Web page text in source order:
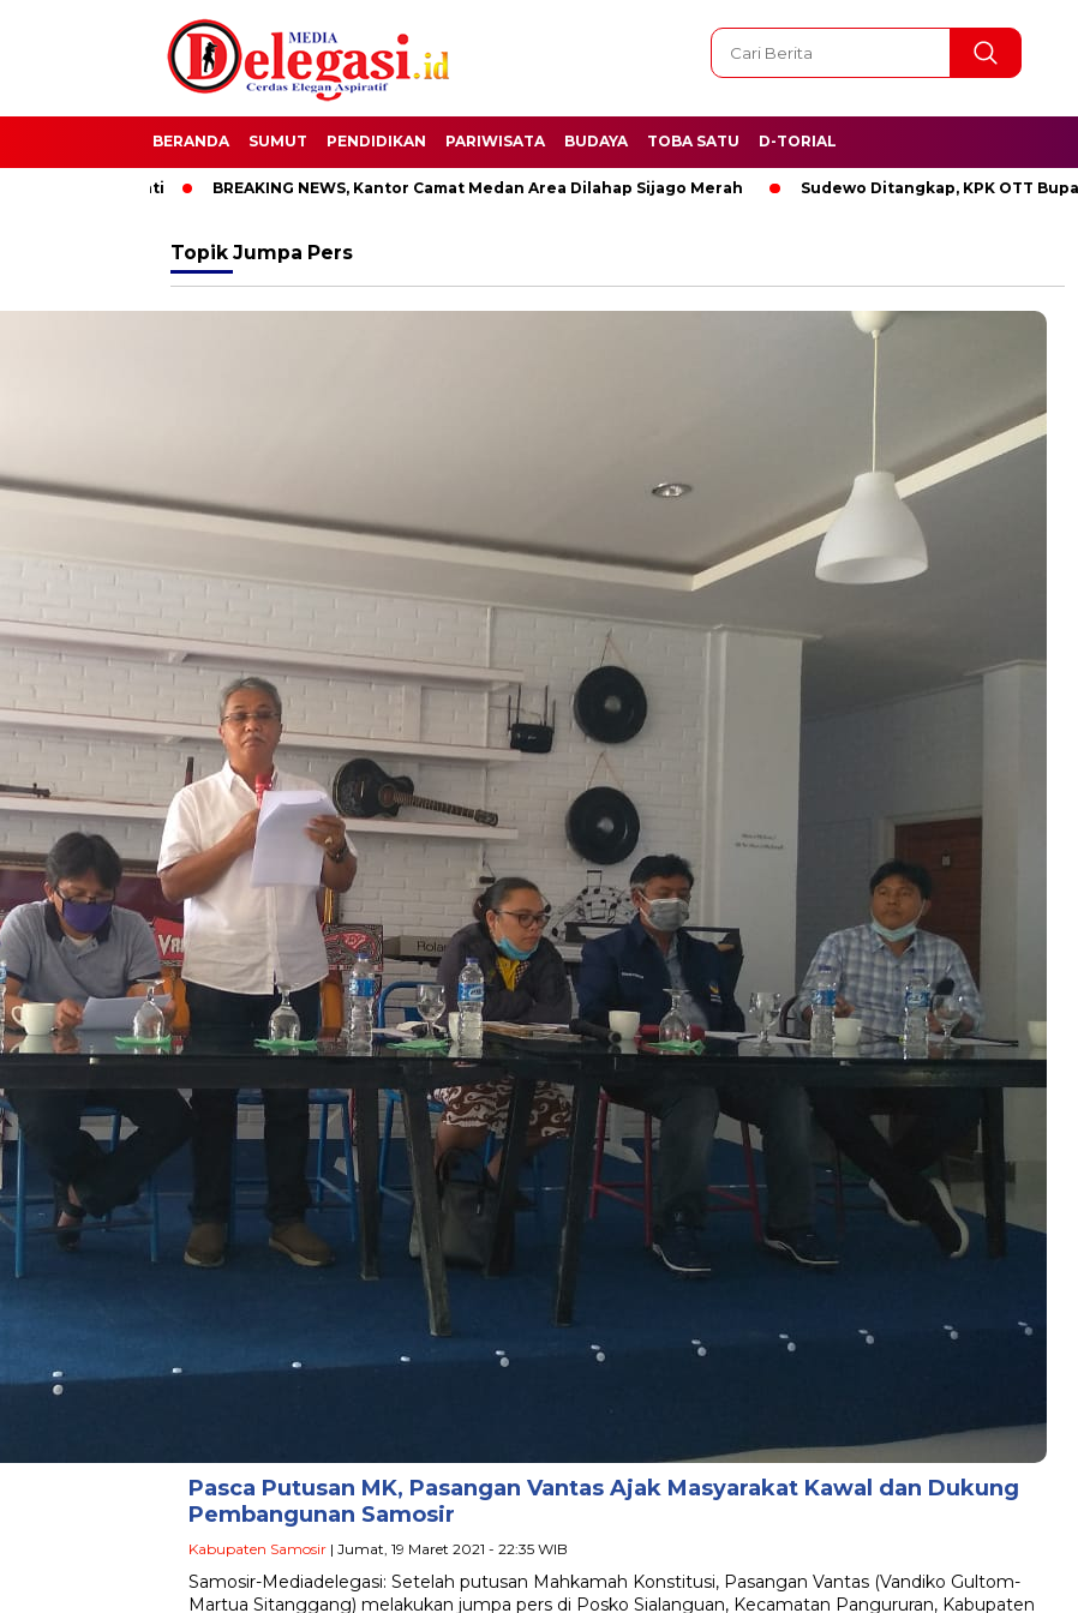
BERANDA SUMUT PENDIDIKAN PARIWISATA BUDAYA TOBA SATU D-TORIAL
BREAKING NEWS, Kantor Camat Medan Area Dilahap Sijago Merah Sudewo Ditangkap, KPK OTT Bupati Pati
Topik Jumpa Pers
Pasca Putusan MK, Pasangan Vantas Ajak Masyarakat Kawal dan Dukung
Pembangunan Samosir
Kabupaten Samosir | Jumat, 19 Maret 2021 - 22:35 WIB
Samosir-Mediadelegasi: Setelah putusan Mahkamah Konstitusi, Pasangan Vantas (Vandiko Gultom-
Martua Sitanggang) melakukan jumpa pers di Posko Sialanguan, Kecamatan Pangururan, Kabupaten